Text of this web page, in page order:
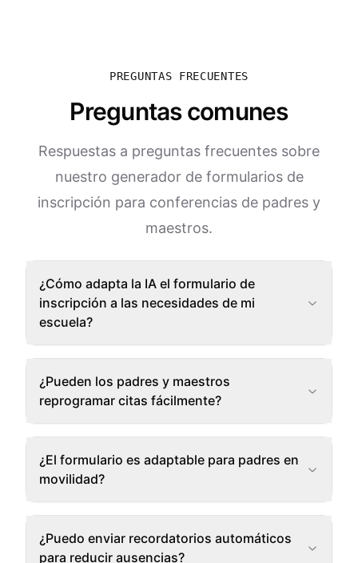
PREGUNTAS FRECUENTES
Preguntas comunes
Respuestas a preguntas frecuentes sobre
nuestro generador de formularios de
inscripción para conferencias de padres y
maestros.
¿Cómo adapta la IA el formulario de
inscripción a las necesidades de mi
escuela?
¿Pueden los padres y maestros
reprogramar citas fácilmente?
¿El formulario es adaptable para padres en
movilidad?
¿Puedo enviar recordatorios automáticos
para reducir ausencias?